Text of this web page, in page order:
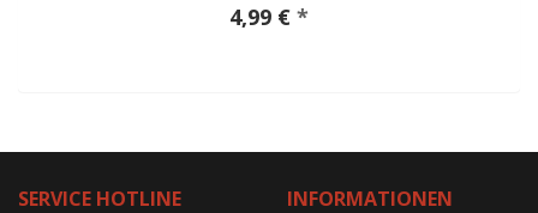
4,99 € *
SERVICE HOTLINE
INFORMATIONEN